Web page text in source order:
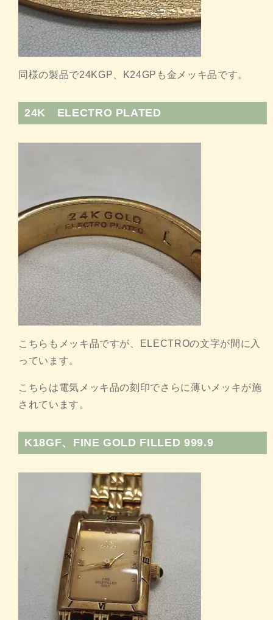
同様の製品で24KGP、K24GPも金メッキ品です。
24K ELECTRO PLATED
こちらもメッキ品ですが、ELECTROの文字が間に入
っています。
こちらは電気メッキ品の刻印でさらに薄いメッキが施
されています。
K18GF、FINE GOLD FILLED 999.9